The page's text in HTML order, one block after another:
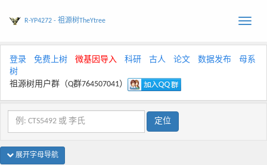
Toggle
R-YP4272 - 祖源树TheYtree
登录 免费上树 微基因导入 科研 古人 论文 数据发布
母系
树
祖源树用户群（Q群764507041）
展开字母导航